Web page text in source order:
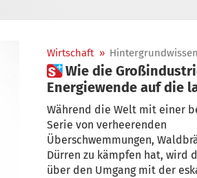
Wirtschaft » Hintergrundwissen
 Wie die Großindustrie die
Energiewende auf die
schieben will
Während die Welt mit einer
Serie von verheerenden
Überschwemmungen,
Dürren zu kämpfen hat, wird die Debatte
über den Umgang mit der